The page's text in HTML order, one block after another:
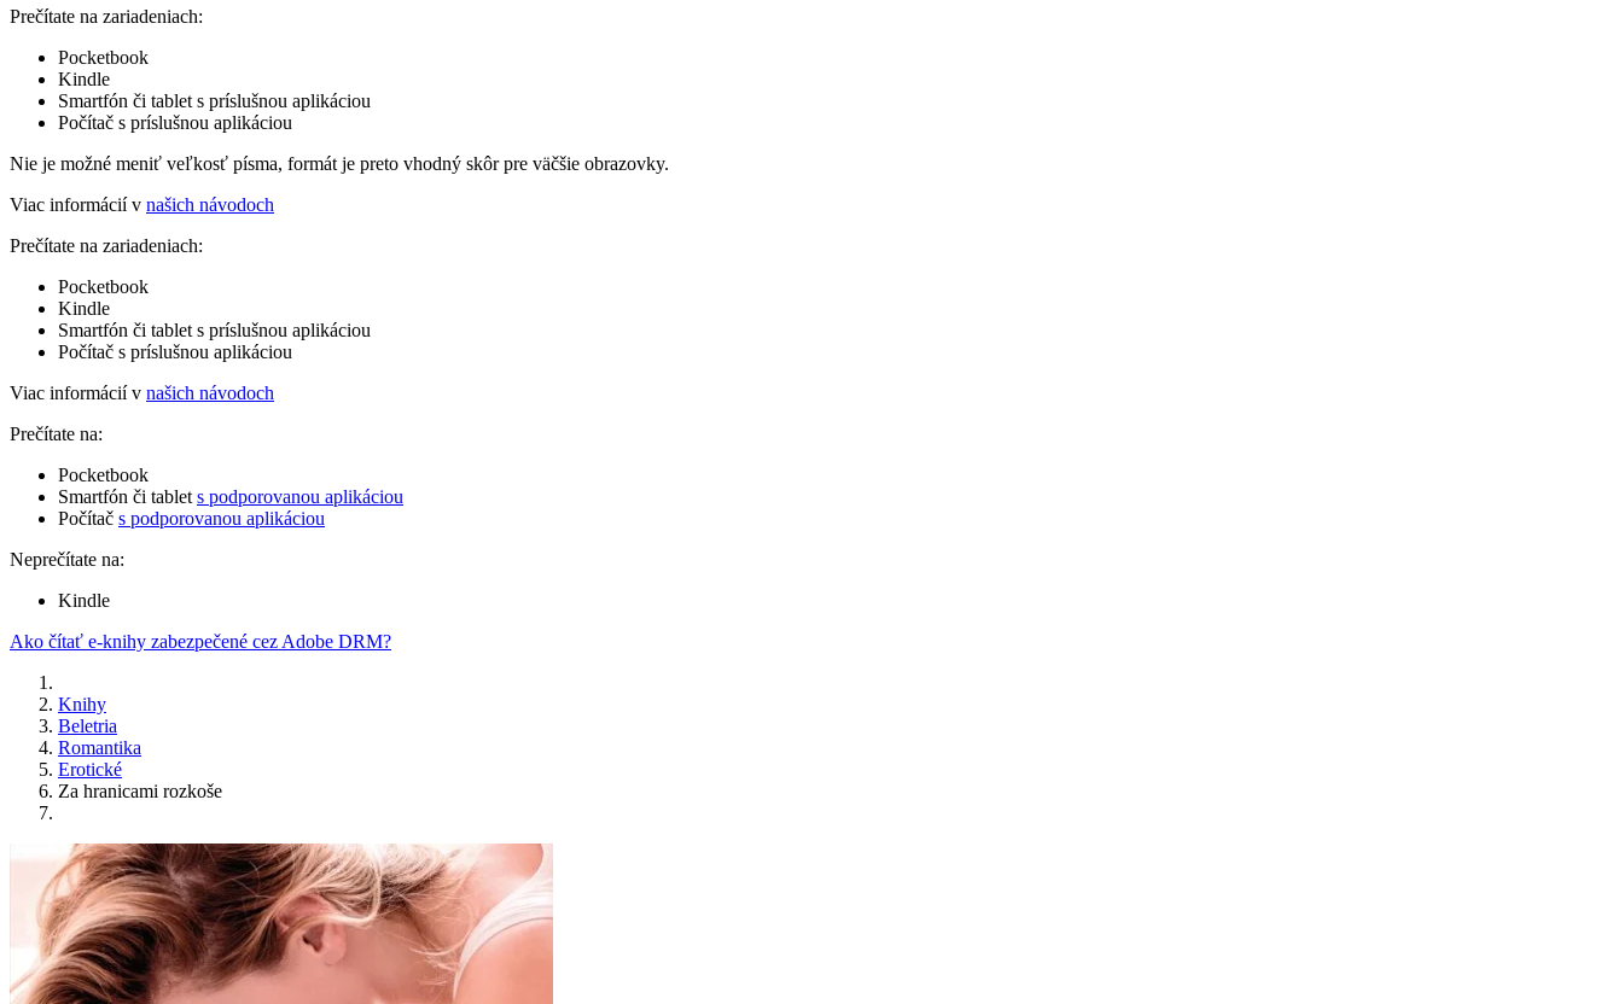
Prečítate na zariadeniach:
Pocketbook
Kindle
Smartfón či tablet s príslušnou aplikáciou
Počítač s príslušnou aplikáciou
Nie je možné meniť veľkosť písma, formát je preto vhodný skôr pre väčšie obrazovky.
Viac informácií v našich návodoch
Prečítate na zariadeniach:
Pocketbook
Kindle
Smartfón či tablet s príslušnou aplikáciou
Počítač s príslušnou aplikáciou
Viac informácií v našich návodoch
Prečítate na:
Pocketbook
Smartfón či tablet s podporovanou aplikáciou
Počítač s podporovanou aplikáciou
Neprečítate na:
Kindle
Ako čítať e-knihy zabezpečené cez Adobe DRM?
Knihy
Beletria
Romantika
Erotické
Za hranicami rozkoše